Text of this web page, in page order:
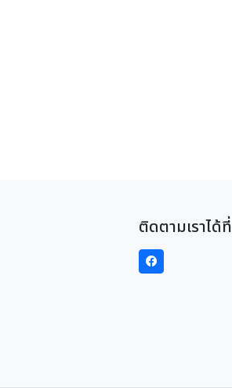
ติดตามเราได้ที่